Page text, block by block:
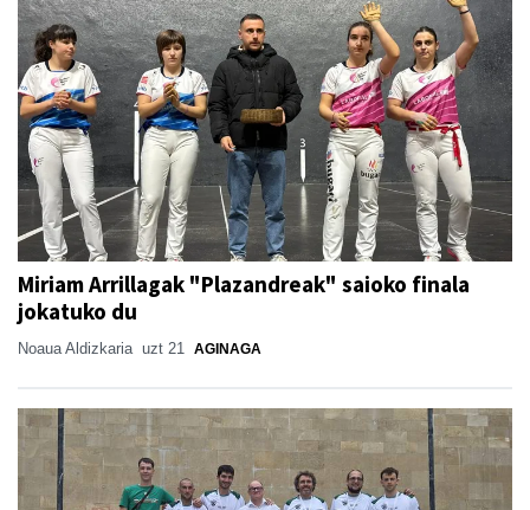
Miriam Arrillagak "Plazandreak" saioko finala
jokatuko du
Noaua Aldizkaria uzt 21 AGINAGA